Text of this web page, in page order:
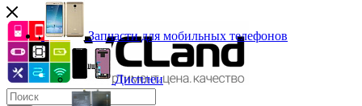
Запчасти для мобильных телефонов
Дисплеи